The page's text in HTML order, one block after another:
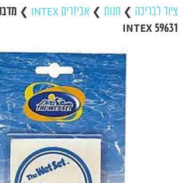
ציוד לבריכה ❯ חנות ❯ אביזרים INTEX ❯
59631 INTEX